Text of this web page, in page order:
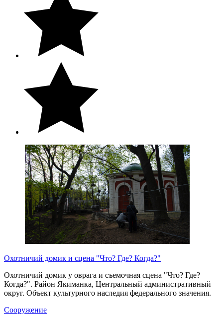
Охотничий домик и сцена "Что? Где? Когда?"
Охотничий домик у оврага и съемочная сцена "Что? Где?
Когда?". Район Якиманка, Центральный административный
округ. Объект культурного наследия федерального значения.
Сооружение